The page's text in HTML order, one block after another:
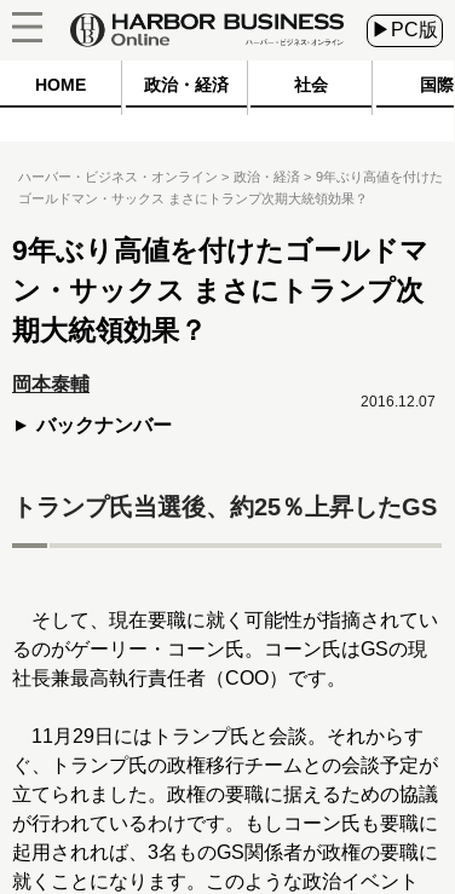
▶PC版
HOME 政治・経済 社会 国際
ハーバー・ビジネス・オンライン 政治・経済
9年ぶり高値を付けた
ゴールドマン・サックス まさにトランプ次期大統領効果？
9年ぶり高値を付けたゴールドマ
ン・サックス まさにトランプ次
期大統領効果？
岡本泰輔
バックナンバー
2016.12.07
トランプ氏当選後、約25％上昇したGS
そして、現在要職に就く可能性が指摘されてい
るのがゲーリー・コーン氏。コーン氏はGSの現
社長兼最高執行責任者（COO）です。
11月29日にはトランプ氏と会談。それからす
ぐ、トランプ氏の政権移行チームとの会談予定が
立てられました。政権の要職に据えるための協議
が行われているわけです。もしコーン氏も要職に
起用されれば、3名ものGS関係者が政権の要職に
就くことになります。このような政治イベント